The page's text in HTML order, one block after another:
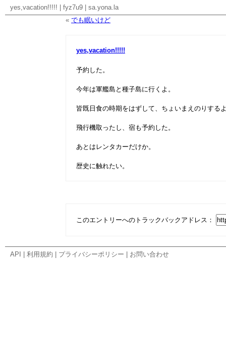
yes,vacation!!!!! fyz7u9
sa.yona.la
« でも眠いけど
yes,vacation!!!!!
予約した。
今年は軍艦島と種子島に行くよ。
皆既日食の時期をはずして、ちょいまえのりする
飛行機取ったし、宿も予約した。
あとはレンタカーだけか。
歴史に触れたい。
このエントリーへのトラックバックアドレス：
API 利用規約 プライバシーポリシー お問い合わせ